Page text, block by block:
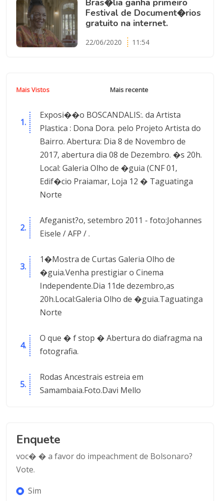
Festival de Document�rios
gratuito na internet.
22/06/2020 11:54
Mais Vistos Mais recente
Exposi��o BOSCANDALIS:. da Artista
Plastica : Dona Dora. pelo Projeto Artista do
Bairro. Abertura: Dia 8 de Novembro de
2017, abertura dia 08 de Dezembro. �s 20h.
Local: Galeria Olho de �guia (CNF 01,
Edif�cio Praiamar, Loja 12 � Taguatinga
Norte
Afeganist?o, setembro 2011 - foto:Johannes
Eisele / AFP / .
1�Mostra de Curtas Galeria Olho de
�guia.Venha prestigiar o Cinema
Independente.Dia 11de dezembro,as
20h.Local:Galeria Olho de �guia.Taguatinga
Norte
O que � f stop � Abertura do diafragma na
fotografia.
Rodas Ancestrais estreia em
Samambaia.Foto.Davi Mello
Enquete
voc� � a favor do impeachment de Bolsonaro?
Vote.
Sim